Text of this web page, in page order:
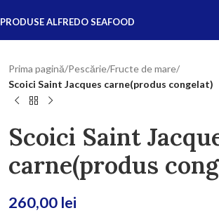
PRODUSE ALFREDO SEAFOOD
Prima pagină/Pescărie/Fructe de mare/
Scoici Saint Jacques carne(produs congelat)
Scoici Saint
carne(produs
260,00 lei